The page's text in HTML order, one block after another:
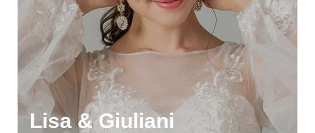
Lisa & Giuliani